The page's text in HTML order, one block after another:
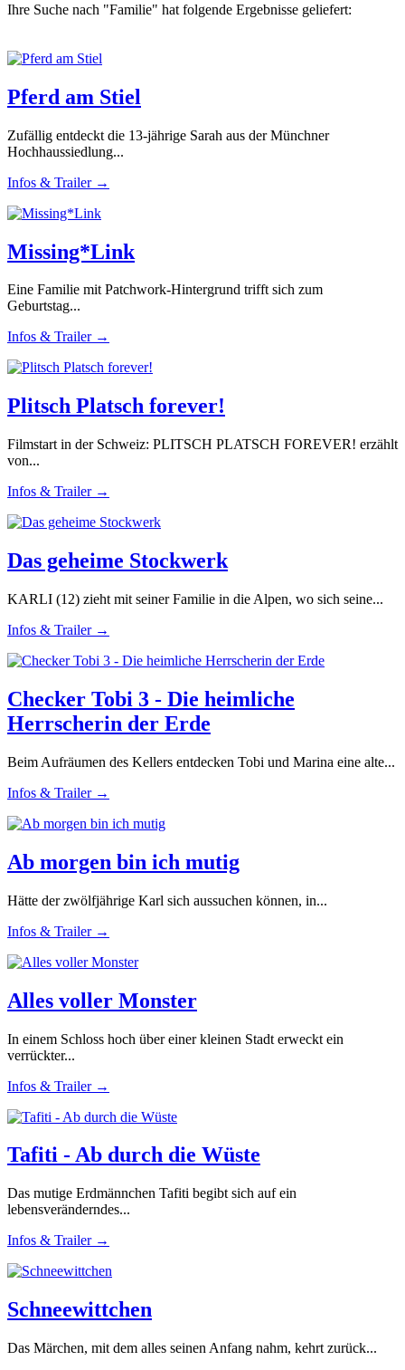
Ihre Suche nach "Familie" hat folgende Ergebnisse geliefert:
Pferd am Stiel
Zufällig entdeckt die 13-jährige Sarah aus der Münchner
Hochhaussiedlung...
Infos & Trailer →
Missing*Link
Eine Familie mit Patchwork-Hintergrund trifft sich zum
Geburtstag...
Infos & Trailer →
Plitsch Platsch forever!
Filmstart in der Schweiz: PLITSCH PLATSCH FOREVER! erzählt
von...
Infos & Trailer →
Das geheime Stockwerk
KARLI (12) zieht mit seiner Familie in die Alpen, wo sich seine...
Infos & Trailer →
Checker Tobi 3 - Die heimliche
Herrscherin der Erde
Beim Aufräumen des Kellers entdecken Tobi und Marina eine alte...
Infos & Trailer →
Ab morgen bin ich mutig
Hätte der zwölfjährige Karl sich aussuchen können, in...
Infos & Trailer →
Alles voller Monster
In einem Schloss hoch über einer kleinen Stadt erweckt ein
verrückter...
Infos & Trailer →
Tafiti - Ab durch die Wüste
Das mutige Erdmännchen Tafiti begibt sich auf ein
lebensveränderndes...
Infos & Trailer →
Schneewittchen
Das Märchen, mit dem alles seinen Anfang nahm, kehrt zurück...